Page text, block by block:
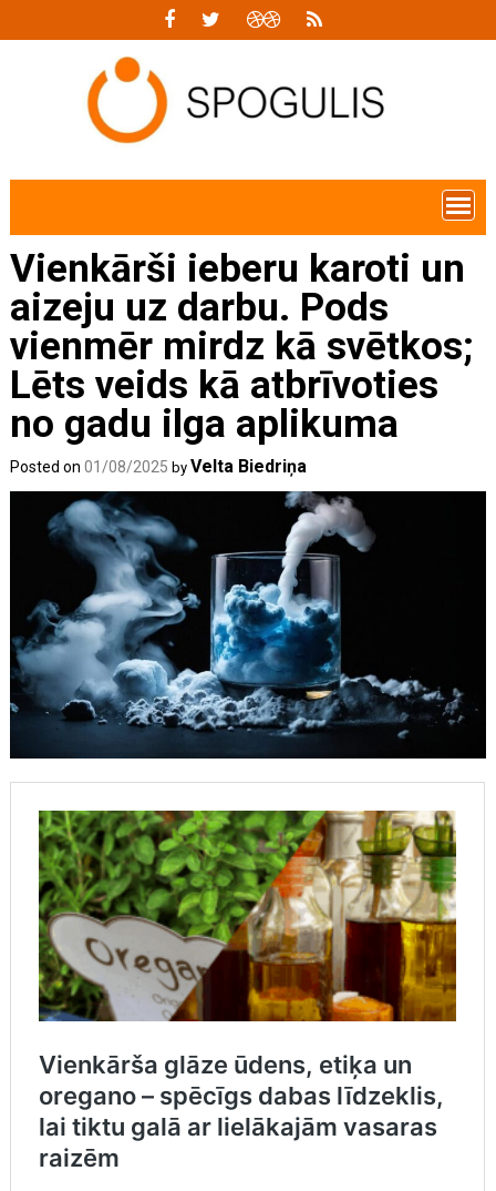
Vienkārši ieberu karoti un
aizeju uz darbu. Pods
vienmēr mirdz kā svētkos;
Lēts veids kā atbrīvoties
no gadu ilga aplikuma
Posted on01/08/2025 byVelta Biedriņa